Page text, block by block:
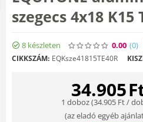
szegecs 4x18 K15
8 készleten 0.00 (0)
CIKKSZÁM: EQKsze41815TE40R
34.905
1 doboz (34.905Ft/
(az eladó egyéb